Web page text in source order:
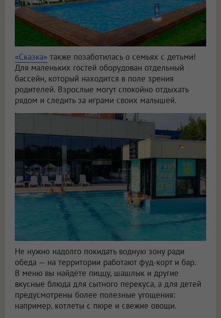
«Сказка» также позаботилась о семьях с детьми!
Для маленьких гостей оборудован отдельный
бассейн, который находится в поле зрения
родителей. Взрослые могут спокойно отдыхать
рядом и следить за играми своих малышей.
Не нужно надолго покидать водную зону ради
обеда — на территории работают фуд-корт и бар.
В меню вы найдёте пиццу, шашлык и другие
вкусные блюда для сытного перекуса, а для детей
предусмотрены более полезные угощения:
например, котлеты с пюре и свежие овощи.